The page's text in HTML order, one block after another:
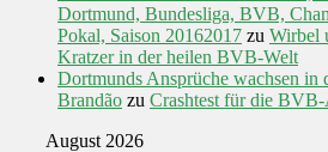
Dortmund, Bundesliga, BVB,
Pokal, Saison 20162017 zu Wirbel
Kratzer in der heilen BVB-Welt
Dortmunds Ansprüche wachsen in
Brandão zu Crashtest für die
August 2026